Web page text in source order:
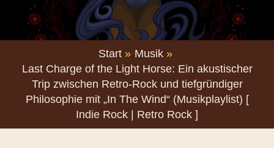
Start
Musik
Last Charge of the Light Horse: Ein akustischer
Trip zwischen Retro-Rock und tiefgründiger
Philosophie mit „In The Wind“ (Musikplaylist) [
Indie Rock | Retro Rock ]